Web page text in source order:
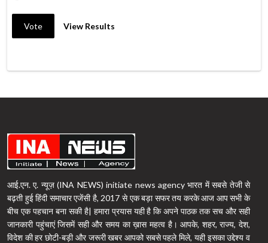
Vote View Results
आई.एन. ए. न्यूज़ (INA NEWS) initiate news agency भारत में सबसे तेजी से
बढ़ती हुई हिंदी समाचार एजेंसी है, 2017 से एक बड़ा सफर तय करके आज आप सभी के
बीच एक पहचान बना सकी है| हमारा प्रयास यही है कि अपने पाठक तक सच और सही
जानकारी पहुंचाएं जिसमें सही और समय का ख़ास महत्व है। आपके, शहर, राज्य, देश,
विदेश की हर छोटी-बड़ी और जरूरी खबर आपको सबसे पहले मिले, यही इसका उद्देश्य व